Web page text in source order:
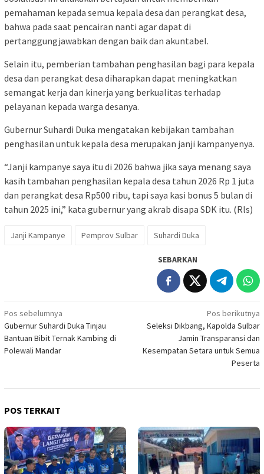
pemahaman kepada semua kepala desa dan perangkat desa,
bahwa pada saat pencairan nanti agar dapat di
pertanggungjawabkan dengan baik dan akuntabel.
Selain itu, pemberian tambahan penghasilan bagi para kepala
desa dan perangkat desa diharapkan dapat meningkatkan
semangat kerja dan kinerja yang berkualitas terhadap
pelayanan kepada warga desanya.
Gubernur Suhardi Duka mengatakan kebijakan tambahan
penghasilan untuk kepala desa merupakan janji kampanyenya.
“Janji kampanye saya itu di 2026 bahwa jika saya menang saya
kasih tambahan penghasilan kepala desa tahun 2026 Rp 1 juta
dan perangkat desa Rp500 ribu, tapi saya kasi bonus 5 bulan di
tahun 2025 ini,” kata gubernur yang akrab disapa SDK itu. (Rls)
Janji Kampanye Pemprov Sulbar Suhardi Duka
SEBARKAN
Navigasi
pos
Pos sebelumnya
Gubernur Suhardi Duka Tinjau
Bantuan Bibit Ternak Kambing di
Polewali Mandar
Pos berikutnya
Seleksi Dikbang, Kapolda Sulbar
Jamin Transparansi dan
Kesempatan Setara untuk Semua
Peserta
POS TERKAIT